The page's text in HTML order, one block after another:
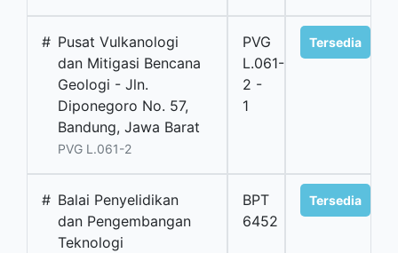
# Pusat Vulkanologi
dan Mitigasi Bencana
Geologi - Jln.
Diponegoro No. 57,
Bandung, Jawa Barat
PVG L.061-2
PVG
L.061-
2 -
1
Tersedia
# Balai Penyelidikan
dan Pengembangan
Teknologi
BPT
6452
Tersedia